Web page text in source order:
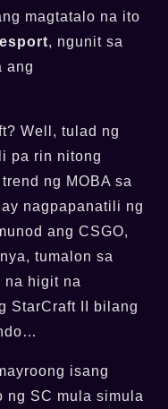
magtatalo na ito
esport, ngunit sa
ang
Well, tulad ng
pa rin nitong
ng MOBA sa
nagpapanatili ng
ang CSGO,
tumalon sa
na higit na
StarCraft II bilang
isang
ng SC mula simula